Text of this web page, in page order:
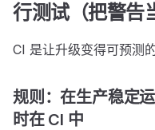
行测试（把警告
CI 是让升级变得可预测的
规则：在生产稳定
时在 CI 中